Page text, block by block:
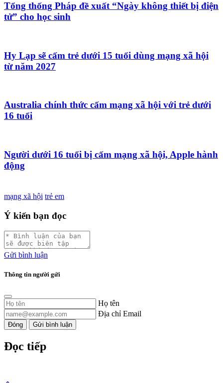
Tổng thống Pháp đề xuất “Ngày không thiết bị điện
tử” cho học sinh
Hy Lạp sẽ cấm trẻ dưới 15 tuổi dùng mạng xã hội
từ năm 2027
Australia chính thức cấm mạng xã hội với trẻ dưới
16 tuổi
Người dưới 16 tuổi bị cấm mạng xã hội, Apple hành
động
mạng xã hội trẻ em
Ý kiến bạn đọc
Gửi bình luận
Thông tin người gửi
Họ tên
Địa chỉ Email
Đóng Gửi bình luận
Đọc tiếp